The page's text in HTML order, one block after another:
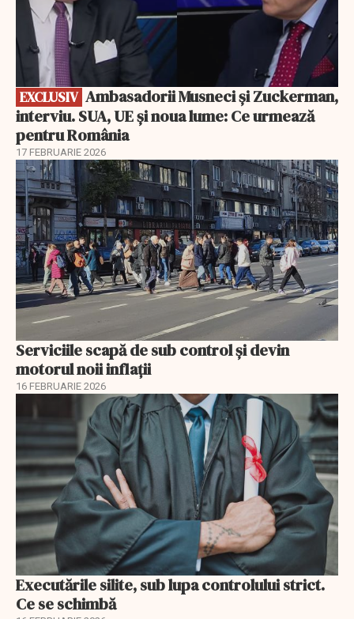
EXCLUSIV
interviu. SUA, UE și noua lume: Ce urmează
pentru România
17 FEBRUARIE 2026
Serviciile scapă de sub control și devin
motorul noii inflații
16 FEBRUARIE 2026
Executările silite, sub lupa controlului strict.
Ce se schimbă